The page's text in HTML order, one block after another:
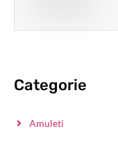
Categorie
Amuleti